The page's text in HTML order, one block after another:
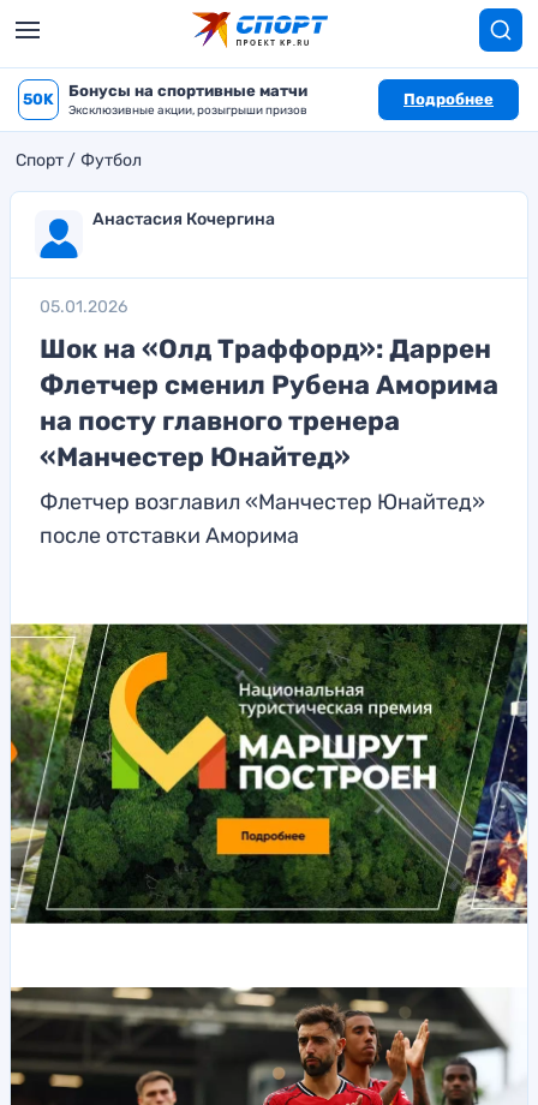
50K Бонусы на спортивные матчи
Эксклюзивные акции, розыгрыши призов
Подробнее
Спорт Футбол
Анастасия Кочергина
05.01.2026
Шок на «Олд Траффорд»: Даррен
Флетчер сменил Рубена Аморима
на посту главного тренера
«Манчестер Юнайтед»
Флетчер возглавил «Манчестер Юнайтед»
после отставки Аморима